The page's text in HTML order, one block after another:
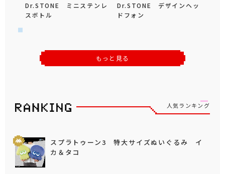
Dr.STONE ミニステンレ
スボトル
Dr.STONE デザインヘッ
ドフォン
もっと見る
人気ランキング
スプラトゥーン3 特大サイズぬいぐるみ イ
カ＆タコ